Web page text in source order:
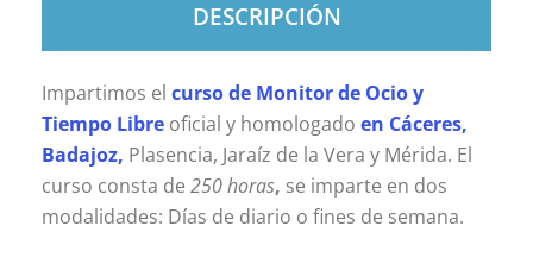
DESCRIPCIÓN
Impartimos el curso de Monitor de Ocio y
Tiempo Libre oficial y homologado en Cáceres,
Badajoz, Plasencia, Jaraíz de la Vera y Mérida. El
curso consta de 250 horas, se imparte en dos
modalidades: Días de diario o fines de semana.